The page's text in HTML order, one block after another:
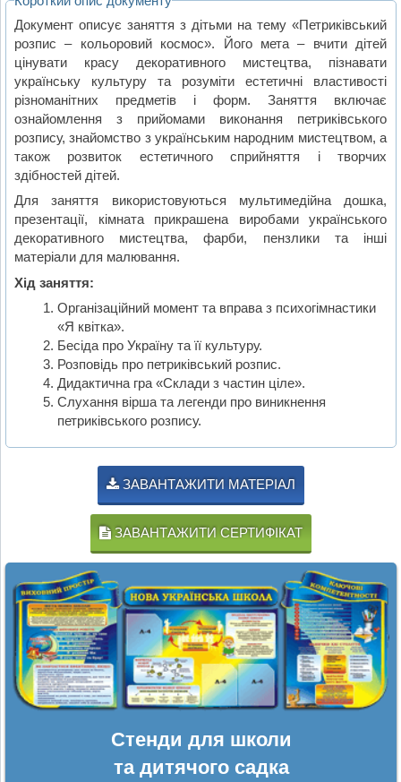
Документ описує заняття з дітьми на тему «Петриківський
розпис – кольоровий космос». Його мета – вчити дітей
цінувати красу декоративного мистецтва, пізнавати
українську культуру та розуміти естетичні властивості
різноманітних предметів і форм. Заняття включає
ознайомлення з прийомами виконання петриківського
розпису, знайомство з українським народним мистецтвом, а
також розвиток естетичного сприйняття і творчих
здібностей дітей.
Для заняття використовуються мультимедійна дошка,
презентації, кімната прикрашена виробами українського
декоративного мистецтва, фарби, пензлики та інші
матеріали для малювання.
Хід заняття:
Організаційний момент та вправа з психогімнастики
«Я квітка».
Бесіда про Україну та її культуру.
Розповідь про петриківський розпис.
Дидактична гра «Склади з частин ціле».
Слухання вірша та легенди про виникнення
петриківського розпису.
ЗАВАНТАЖИТИ МАТЕРІАЛ
ЗАВАНТАЖИТИ СЕРТИФІКАТ
Стенди для школи
та дитячого садка